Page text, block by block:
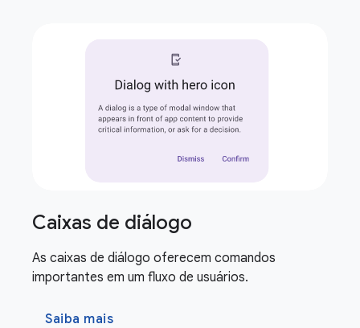
Caixas de diálogo
As caixas de diálogo oferecem comandos
importantes em um fluxo de usuários.
Saiba mais